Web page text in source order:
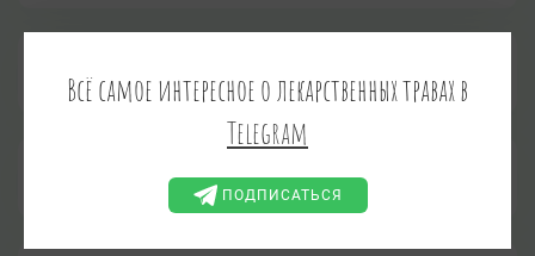
Бетулиновая кислота
Брионоловая кислота
Всё самое интересное о лекарственных травах в
Telegram
ПОДПИСАТЬСЯ